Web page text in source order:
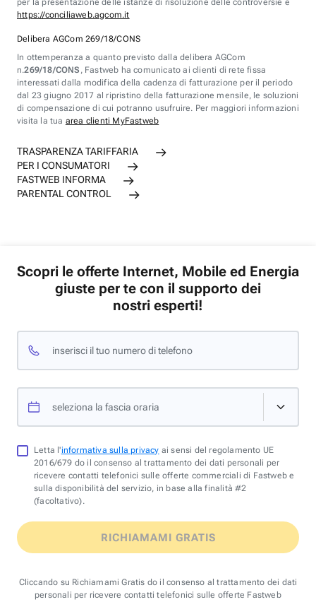
per la presentazione delle istanze di risoluzione delle controversie è
https://conciliaweb.agcom.it
Delibera AGCom 269/18/CONS
In ottemperanza a quanto previsto dalla delibera AGCom
n.269/18/CONS , Fastweb ha comunicato ai clienti di rete fissa
interessati dalla modifica della cadenza di fatturazione per il periodo
dal 23 giugno 2017 al ripristino della fatturazione mensile, le soluzioni
di compensazione di cui potranno usufruire. Per maggiori informazioni
visita la tua area clienti MyFastweb
TRASPARENZA TARIFFARIA
PER I CONSUMATORI
FASTWEB INFORMA
PARENTAL CONTROL
Scopri le offerte Internet, Mobile ed Energia
giuste per te con il supporto dei
nostri esperti!
inserisci il tuo numero di telefono
seleziona la fascia oraria
Letta l'informativa sulla privacy ai sensi del regolamento UE
2016/679 do il consenso al trattamento dei dati personali per
ricevere contatti telefonici sulle offerte commerciali di Fastweb e
sulla disponibilità del servizio, in base alla finalità #2
(facoltativo).
RICHIAMAMI GRATIS
Cliccando su Richiamami Gratis do il consenso al trattamento dei dati
personali per ricevere contatti telefonici sulle offerte Fastweb